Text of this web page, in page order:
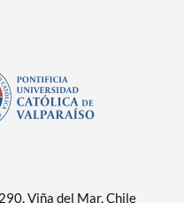
Viña del Mar, Chile